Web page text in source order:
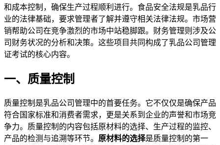
和成本控制，确保生产过程顺利进行。食品安全法规是乳品行
业的法律基础，要求管理者了解并遵守相关法律法规。市场营
销帮助公司在竞争激烈的市场中站稳脚跟。财务管理则涉及公
司财务状况的分析和决策。这些项目共同构成了乳品公司管理
证考试的核心内容。
一、质量控制
质量控制是乳品公司管理中的首要任务。它不仅仅是确保产品
符合国家标准和消费者需求，更是关系到企业的声誉和市场竞
争力。质量控制的内容包括原材料的选择、生产过程的监控、
产品的检测与追溯等环节。 原材料的选择是质量控制的第一